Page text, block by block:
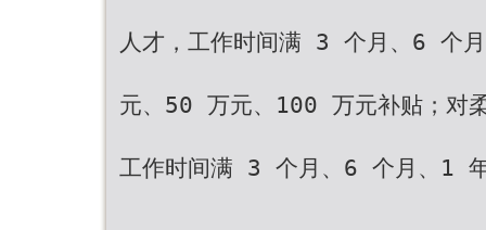
人才，工作时间满 3 个月、6 个
元、50 万元、100 万元补贴；对
工作时间满 3 个月、6 个月、1